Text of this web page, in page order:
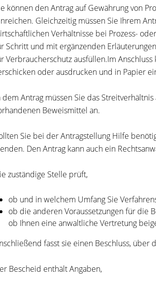
können den Antrag auf Gewährung von
Gleichzeitig müssen Sie Ihrem
Verhältnisse bei Prozess-
Schritt und mit ergänzenden
Verbraucherschutz ausfüllen.Im
oder ausdrucken und in Papier
dem Antrag müssen Sie das
Beweismittel an.
Sie bei der Antragstellung Hilfe
Den Antrag kann auch ein
zuständige Stelle prüft,
ob und in welchem Umfang Sie
ob die anderen Voraussetzungen für die
ob Ihnen eine anwaltliche Vertretung
fasst sie einen Beschluss, über
Bescheid enthält Angaben,